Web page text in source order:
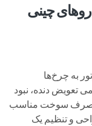
چینی
به چرخ‌ها
تعویض دنده، نبود
مصرف سوخت مناسب
و تنظیم یک